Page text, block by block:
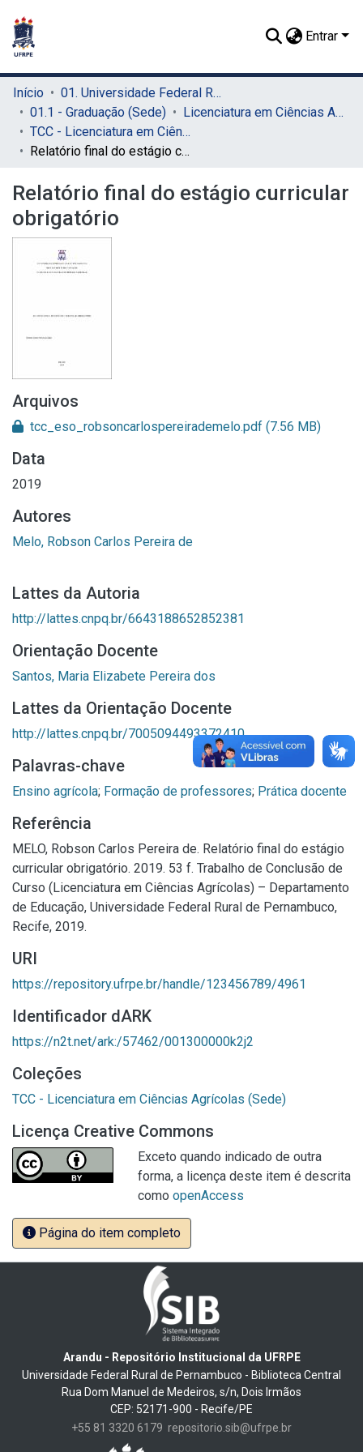
Entrar
Início
01. Universidade Federal Rural de Pernambuco - UFRPE (Sede)
01.1 - Graduação (Sede)
Licenciatura em Ciências Agrícolas (Sede)
TCC - Licenciatura em Ciências Agrícolas (Sede)
Relatório final do estágio curricular obrigatório
Relatório final do estágio curricular
obrigatório
Arquivos
tcc_eso_robsoncarlospereirademelo.pdf (7.56 MB)
Data
2019
Autores
Melo, Robson Carlos Pereira de
Lattes da Autoria
http://lattes.cnpq.br/6643188652852381
Orientação Docente
Santos, Maria Elizabete Pereira dos
Lattes da Orientação Docente
http://lattes.cnpq.br/7005094493372410
Palavras-chave
Ensino agrícola; Formação de professores; Prática docente
Referência
MELO, Robson Carlos Pereira de. Relatório final do estágio
curricular obrigatório. 2019. 53 f. Trabalho de Conclusão de
Curso (Licenciatura em Ciências Agrícolas) – Departamento
de Educação, Universidade Federal Rural de Pernambuco,
Recife, 2019.
URI
https://repository.ufrpe.br/handle/123456789/4961
Identificador dARK
https://n2t.net/ark:/57462/001300000k2j2
Coleções
TCC - Licenciatura em Ciências Agrícolas (Sede)
Licença Creative Commons
Exceto quando indicado de outra
forma, a licença deste item é descrita
como openAccess
Página do item completo
Arandu - Repositório Institucional da UFRPE
Universidade Federal Rural de Pernambuco - Biblioteca Central
Rua Dom Manuel de Medeiros, s/n, Dois Irmãos
CEP: 52171-900 - Recife/PE
+55 81 3320 6179 repositorio.sib@ufrpe.br